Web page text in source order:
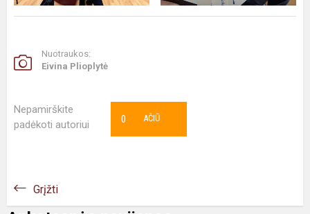
Nuotraukos:
Eivina Plioplytė
Nepamirškite
padėkoti autoriui
AČIŪ
0
Grįžti